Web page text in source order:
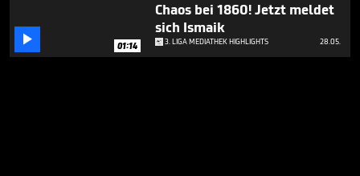
 01:14
Chaos bei 1860! Jetzt meldet
sich Ismaik
3. LIGA MEDIATHEK HIGHLIGHTS 28.05.